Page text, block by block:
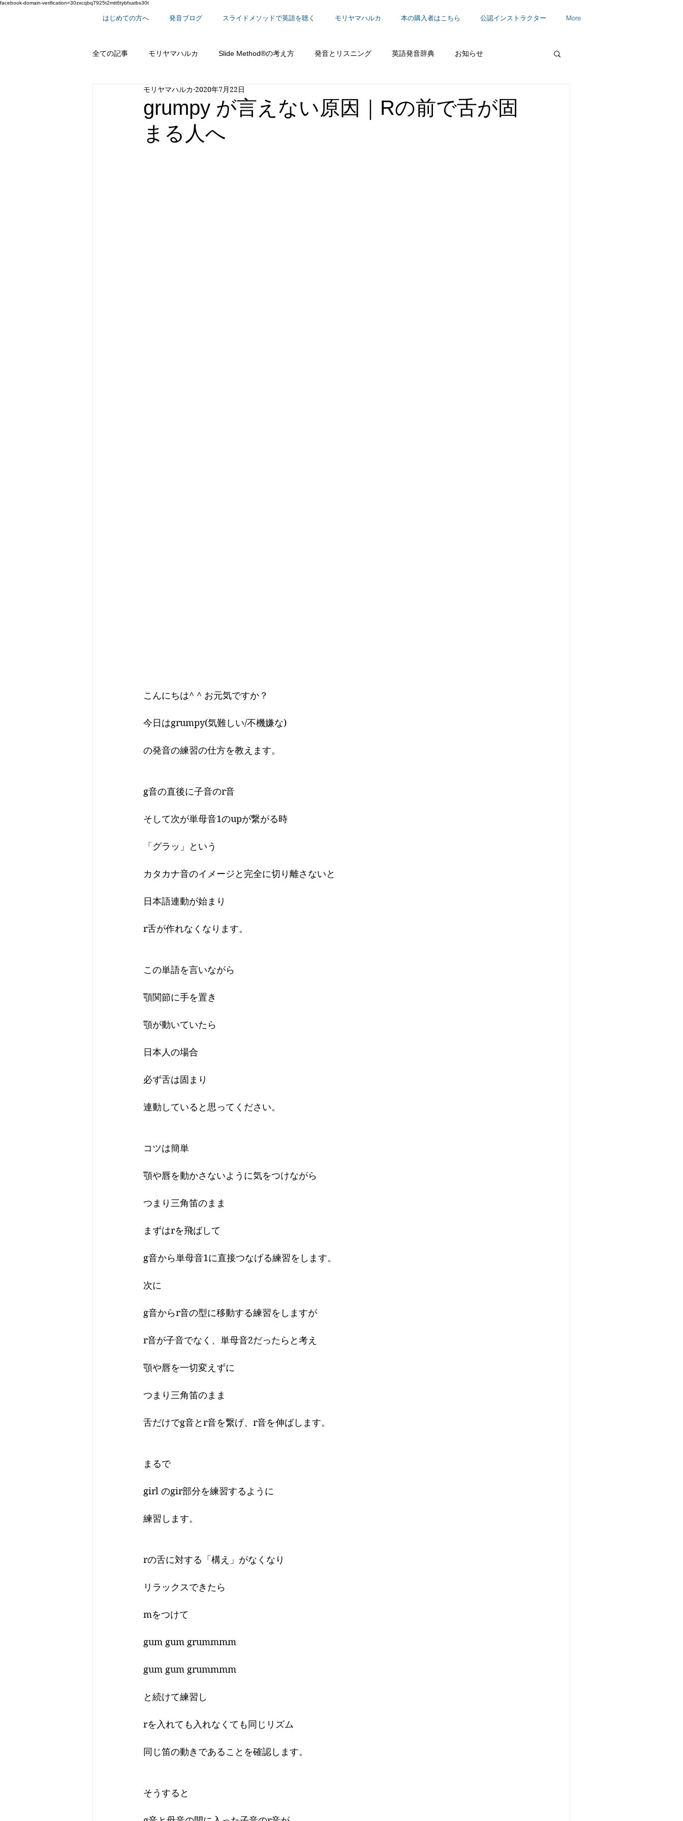
facebook-domain-verification=30zxcqbq7925t2mtt6tybfxatbs30t
はじめての方へ 発音ブログ スライドメソッドで英語を聴く モリヤマハルカ 本の購入者はこちら 公認インストラクター More
全ての記事 モリヤマハルカ Slide Method®の考え方 発音とリスニング 英語発音辞典 お知らせ
スーパー単語シリーズ 英語で働く
grumpy が言えない原因｜Rの前で舌が固
まる人へ
モリヤマハルカ 2020年7月22日
こんにちは^ ^ お元気ですか？
今日はgrumpy(気難しい/不機嫌な)
の発音の練習の仕方を教えます。
g音の直後に子音のr音
そして次が単母音1のupが繋がる時
「グラッ」という
カタカナ音のイメージと完全に切り離さないと
日本語連動が始まり
r舌が作れなくなります。
この単語を言いながら
顎関節に手を置き
顎が動いていたら
日本人の場合
必ず舌は固まり
連動していると思ってください。
コツは簡単
顎や唇を動かさないように気をつけながら
つまり三角笛のまま
まずはrを飛ばして
g音から単母音1に直接つなげる練習をします。
次に
g音からr音の型に移動する練習をしますが
r音が子音でなく、単母音2だったらと考え
顎や唇を一切変えずに
つまり三角笛のまま
舌だけでg音とr音を繋げ、r音を伸ばします。
まるで
girl のgir部分を練習するように
練習します。
rの舌に対する「構え」がなくなり
リラックスできたら
mをつけて
gum gum grummmm
gum gum grummmm
と続けて練習し
rを入れても入れなくても同じリズム
同じ笛の動きであることを確認します。
そうすると